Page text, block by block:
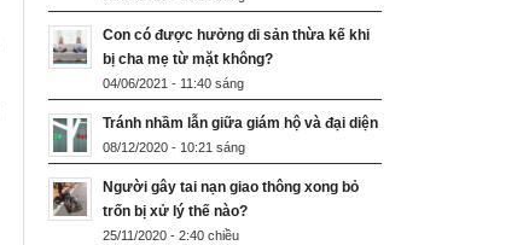
Con có được hưởng di sản thừa kế khi
bị cha mẹ từ mặt không?
04/06/2021 - 11:40 sáng
Tránh nhầm lẫn giữa giám hộ và đại diện
08/12/2020 - 10:21 sáng
Người gây tai nạn giao thông xong bỏ
trốn bị xử lý thế nào?
25/11/2020 - 2:40 chiều